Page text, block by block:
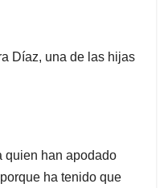
Díaz, una de las hijas
quien han apodado
ha tenido que